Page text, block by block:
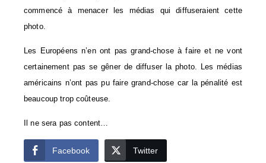
commencé à menacer les médias qui diffuseraient cette
photo.
Les Européens n’en ont pas grand-chose à faire et ne vont
certainement pas se gêner de diffuser la photo. Les médias
américains n’ont pas pu faire grand-chose car la pénalité est
beaucoup trop coûteuse.
Il ne sera pas content…
Facebook Twitter